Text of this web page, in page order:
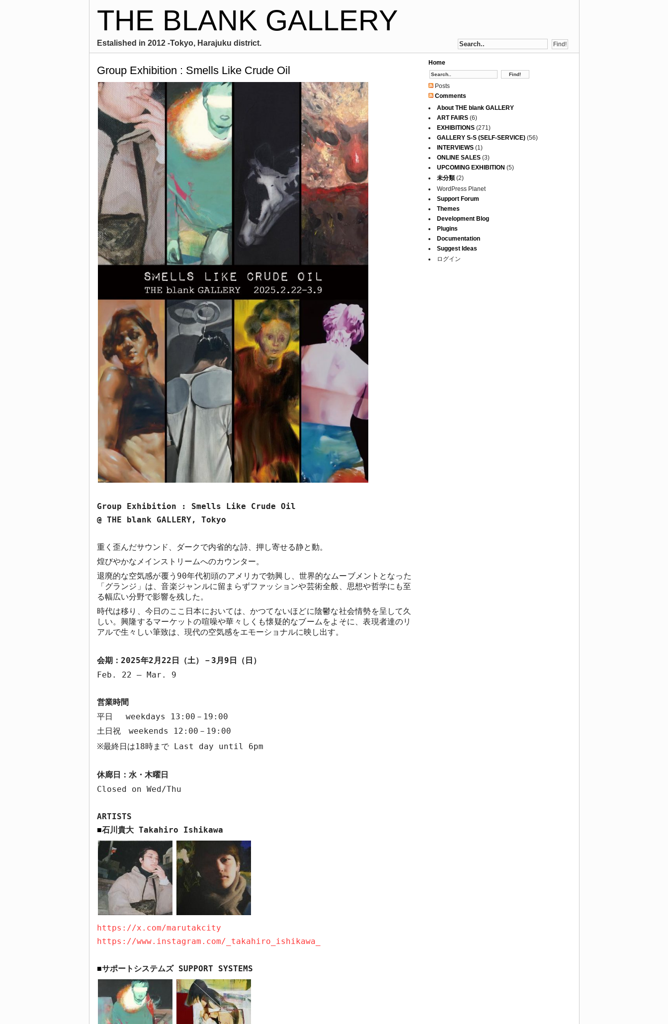
THE BLANK GALLERY
Estalished in 2012 -Tokyo, Harajuku district.
Group Exhibition : Smells Like Crude Oil
Group Exhibition : Smells Like Crude Oil
@ THE blank GALLERY, Tokyo
重く歪んだサウンド、ダークで内省的な詩、押し寄せる静と動。
煌びやかなメインストリームへのカウンター。
退廃的な空気感が覆う 90年代初頭のアメリカで勃興し、世界的なムーブメントとなった
「グランジ」は、音楽ジャンルに留まらずファッションや芸術全般、思想や哲学にも至
る幅広い分野で影響を残した。
時代は移り、今日のここ日本においては、かつてないほどに陰鬱な社会情勢を呈して久
しい。興隆するマーケットの喧噪や華々しくも懐疑的なブームをよそに、表現者達のリ
アルで生々しい筆致は、現代の空気感をエモーショナルに映し出す。
会期： 2025年2月 22 日（土）－ 3月 9 日（日）
Feb. 22 – Mar. 9
営業時間
平日
weekdays 13:00 － 19:00
土日祝 weekends 12:00 － 19:00
※最終日は18時まで Last day until 6pm
休廊日：水・木曜日
Closed on Wed/Thu
ARTISTS
■石川貴大 Takahiro Ishikawa
https://x.com/marutakcity
https://www.instagram.com/_takahiro_ishikawa
■サポートシステムズ SUPPORT SYSTEMS
Home
Posts
Comments
About THE blank GALLERY
ART FAIRS(6)
EXHIBITIONS(271)
GALLERY S-S (SELF-SERVICE)(56)
INTERVIEWS(1)
ONLINE SALES(3)
UPCOMING EXHIBITION (5)
未分類(2)
WordPress Planet
Support Forum
Themes
Development Blog
Plugins
Documentation
Suggest Ideas
ログイン